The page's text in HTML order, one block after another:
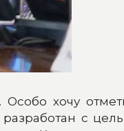
хочу
с